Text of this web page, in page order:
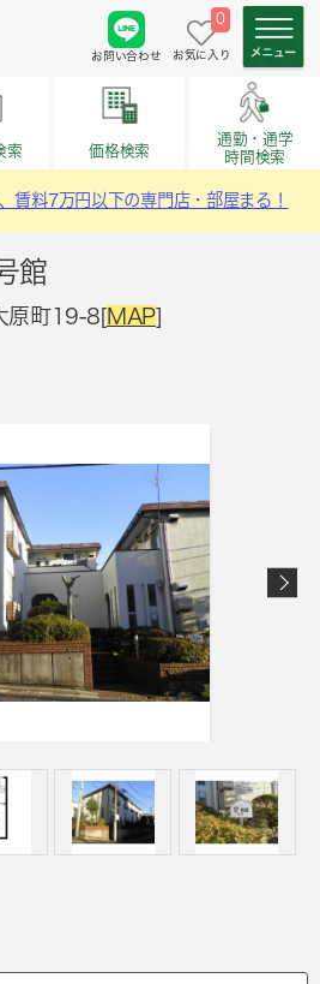
お問い合わせ
0
お気に入り
索 価格検索
通勤・通学
時間検索
賃料7万円以下の専門店・部屋まる！
館
原町19-8[MAP]